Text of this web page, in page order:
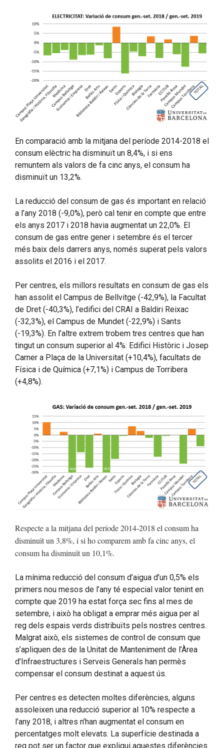
En comparació amb la mitjana del període 2014-2018 el
consum elèctric ha disminuït un 8,4%, i si ens
remuntem als valors de fa cinc anys, el consum ha
disminuït un 13,2%.
La reducció del consum de gas és important en relació
a l’any 2018 (-9,0%), però cal tenir en compte que entre
els anys 2017 i 2018 havia augmentat un 22,0%. El
consum de gas entre gener i setembre és el tercer
més baix dels darrers anys, només superat pels valors
assolits el 2016 i el 2017.
Per centres, els millors resultats en consum de gas els
han assolit el Campus de Bellvitge (-42,9%), la Facultat
de Dret (-40,3%), l’edifici del CRAI a Baldiri Reixac
(-32,3%), el Campus de Mundet (-22,9%) i Sants
(-19,3%). En l’altre extrem trobem tres centres que han
tingut un consum superior al 4%: Edifici Històric i Josep
Carner a Plaça de la Universitat (+10,4%), facultats de
Física i de Química (+7,1%) i Campus de Torribera
(+4,8%).
Respecte a la mitjana del període 2014-2018 el consum ha
disminuït un 3,8%, i si ho comparem amb fa cinc anys, el
consum ha disminuït un 10,1%.
La mínima reducció del consum d’aigua d’un 0,5% els
primers nou mesos de l’any té especial valor tenint en
compte que 2019 ha estat força sec fins al mes de
setembre, i això ha obligat a emprar més aigua per al
reg dels espais verds distribuïts pels nostres centres.
Malgrat això, els sistemes de control de consum que
s’apliquen des de la Unitat de Manteniment de l’Àrea
d’Infraestructures i Serveis Generals han permès
compensar el consum destinat a aquest ús.
Per centres es detecten moltes diferències, alguns
assoleixen una reducció superior al 10% respecte a
l’any 2018, i altres n’han augmentat el consum en
percentatges molt elevats. La superfície destinada a
reg pot ser un factor que expliqui aquestes diferències